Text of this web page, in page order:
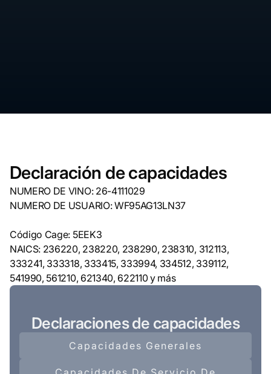
Declaración de capacidades
NUMERO DE VINO: 26-4111029
NUMERO DE USUARIO: WF95AG13LN37
Código Cage: 5EEK3
NAICS: 236220, 238220, 238290, 238310, 312113,
333241, 333318, 333415, 333994, 334512, 339112,
541990, 561210, 621340, 622110 y más
Declaraciones de capacidades
Capacidades Generales